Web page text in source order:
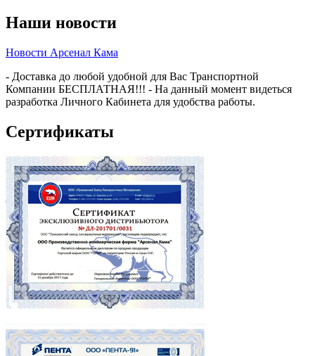
Наши новости
Новости Арсенал Кама
- Доставка до любой удобной для Вас Транспортной
Компании БЕСПЛАТНАЯ!!! - На данный момент видеться
разработка Личного Кабинета для удобства работы.
Сертификаты